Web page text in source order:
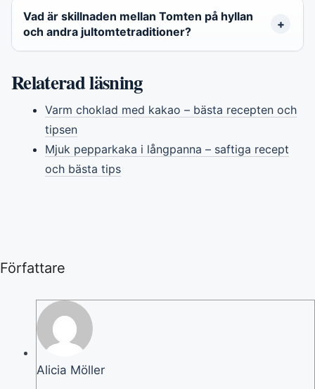
Vad är skillnaden mellan Tomten på hyllan
och andra jultomtetraditioner?
Relaterad läsning
Varm choklad med kakao – bästa recepten och
tipsen
Mjuk pepparkaka i långpanna – saftiga recept
och bästa tips
Författare
Alicia Möller